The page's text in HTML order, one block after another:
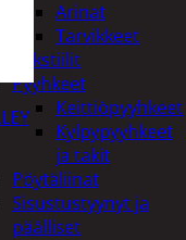
Arinat
Tarvikkeet
Pyyhkeet
Keittiöpyyhkeet
Kylpypyyhkeet
ja takit
Pöytäliinat
Sisustustyynyt ja
päälliset